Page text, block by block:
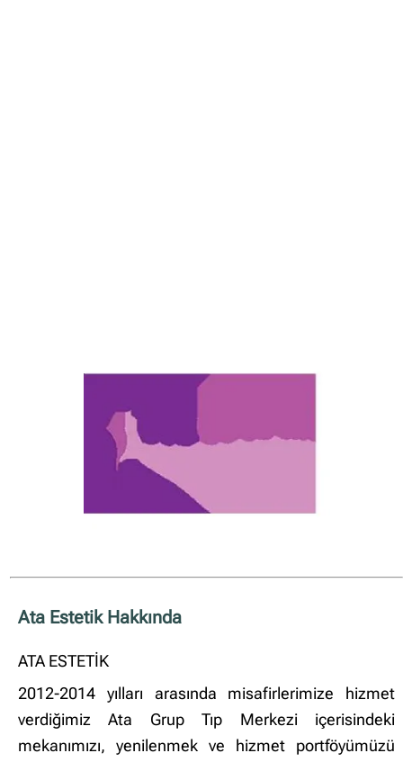
Ata Estetik Hakkında
ATA ESTETİK
2012-2014 yılları arasında misafirlerimize hizmet
verdiğimiz Ata Grup Tıp Merkezi içerisindeki
mekanımızı, yenilenmek ve hizmet portföyümüzü